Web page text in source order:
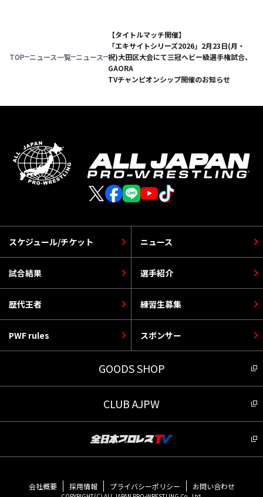
TOP ニュース一覧 ニュース
【タイトルマッチ開催】
「エキサイトシリーズ2026」2月23日(月・
祝)大田区大会にて三冠ヘビー級選手権試合、
GAORA
TVチャンピオンシップ開催のお知らせ
スケジュール/チケット
選手紹介
PWF rules
ニュース
歴代王者
スポンサー
試合結果
練習生募集
GOODS SHOP
CLUB AJPW
会社概要 採用情報 プライバシーポリシー お問い合わせ